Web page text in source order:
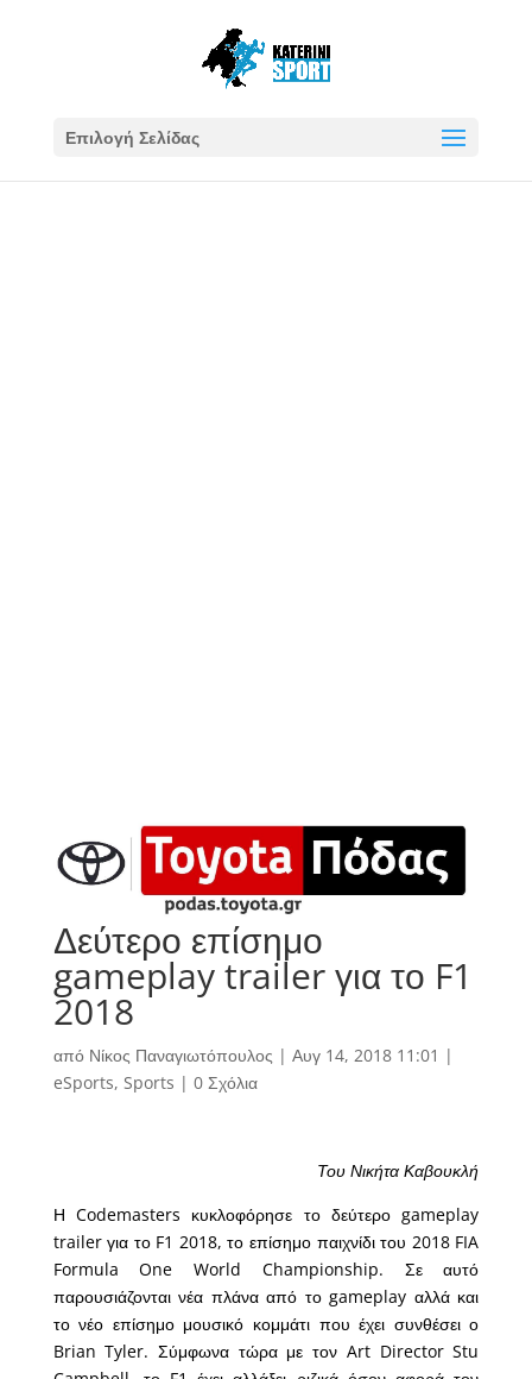
Επιλογή Σελίδας
Δεύτερο επίσημο
gameplay trailer για το F1
2018
από Νίκος Παναγιωτόπουλος | Αυγ 14, 2018 11:01 |
eSports, Sports | 0 Σχόλια
Του Νικήτα Καβουκλή
Η Codemasters κυκλοφόρησε το δεύτερο gameplay
trailer για το F1 2018, το επίσημο παιχνίδι του 2018 FIA
Formula One World Championship. Σε αυτό
παρουσιάζονται νέα πλάνα από το gameplay αλλά και
το νέο επίσημο μουσικό κομμάτι που έχει συνθέσει ο
Brian Tyler. Σύμφωνα τώρα με τον Art Director Stu